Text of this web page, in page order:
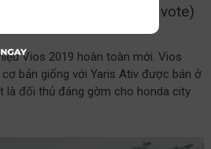
5/5 - (1 vote)
Vios 2019 hoàn toàn mới. Vios
bản giống với Yaris Ativ được bán ở
là đối thủ đáng gờm cho honda city